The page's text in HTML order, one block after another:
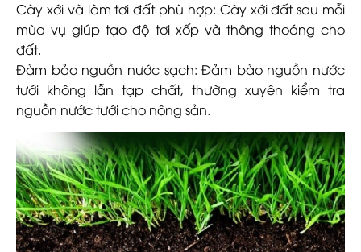
Cày xới và làm tơi đất phù hợp: Cày xới đất sau mỗi
mùa vụ giúp tạo độ tơi xốp và thông thoáng cho
đất.
Đảm bảo nguồn nước sạch: Đảm bảo nguồn nước
tưới không lẫn tạp chất, thường xuyên kiểm tra
nguồn nước tưới cho nông sản.